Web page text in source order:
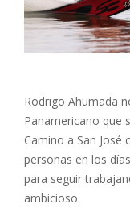
Rodrigo Ahumada
Panamericano que
Camino a San José
personas en los
para seguir
ambicioso.